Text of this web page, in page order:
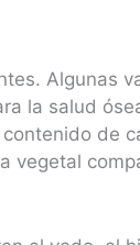
Algunas
la salud
de
vegetal